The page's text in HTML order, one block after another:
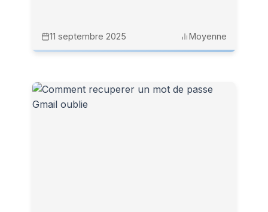
11 septembre 2025 Moyenne